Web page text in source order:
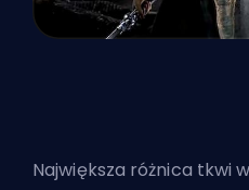
Największa różnica tkwi